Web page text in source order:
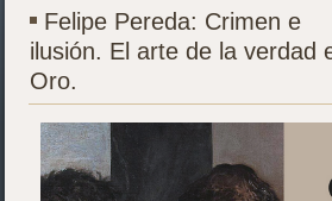
Felipe Pereda: Crimen e
ilusión. El arte de la verdad
Oro.